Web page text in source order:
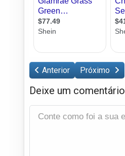
Anterior Próximo
Deixe um comentário